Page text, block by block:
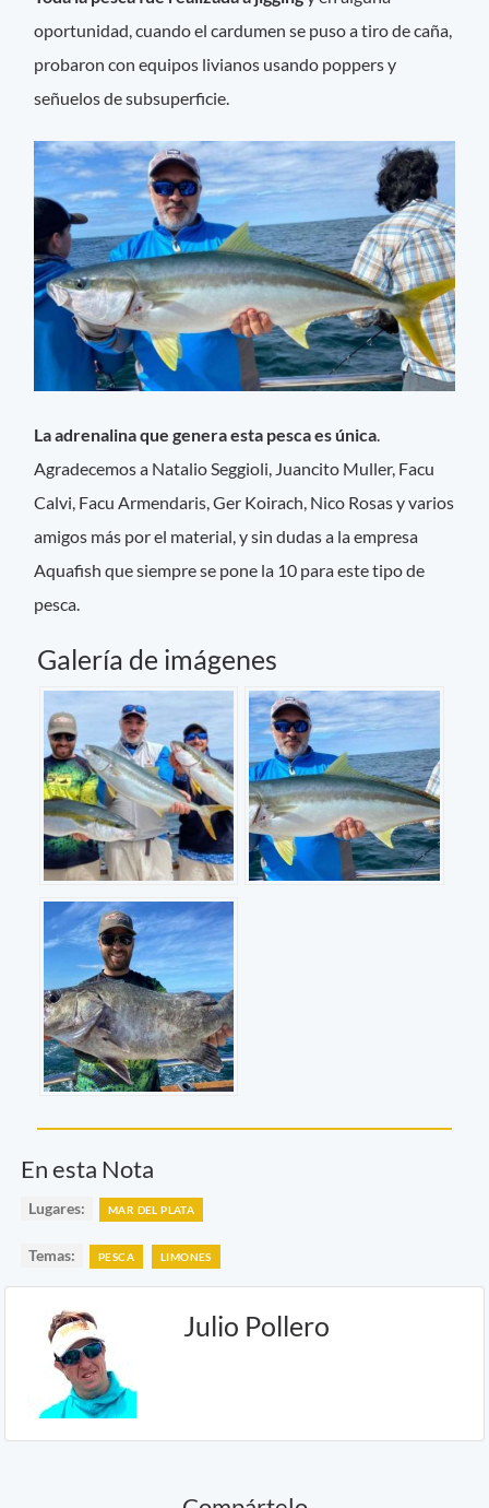
oportunidad, cuando el cardumen se puso a tiro de caña,
probaron con equipos livianos usando poppers y
señuelos de subsuperficie.
La adrenalina que genera esta pesca es única.
Agradecemos a Natalio Seggioli, Juancito Muller, Facu
Calvi, Facu Armendaris, Ger Koirach, Nico Rosas y varios
amigos más por el material, y sin dudas a la empresa
Aquafish que siempre se pone la 10 para este tipo de
pesca.
Galería de imágenes
En esta Nota
Lugares: MAR DEL PLATA
Temas: PESCA LIMONES
Julio Pollero